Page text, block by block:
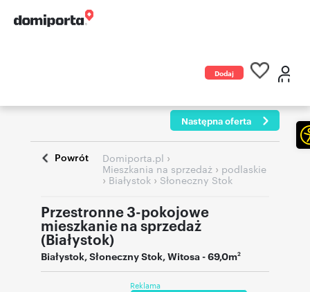
Dodaj
Następna oferta
Powrót Domiporta.pl ›
Mieszkania na sprzedaż › podlaskie
› Białystok › Słoneczny Stok
Przestronne 3-pokojowe
mieszkanie na sprzedaż
(Białystok)
Białystok,Słoneczny Stok,Witosa- 69,0m2
Reklama